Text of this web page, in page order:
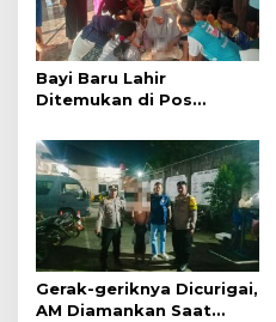
Bayi Baru Lahir
Ditemukan di Pos
Gerak-geriknya Dicurigai,
AM Diamankan Saat